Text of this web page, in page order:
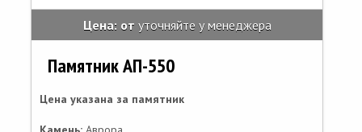
Цена: от уточняйте у менеджера
Памятник АП-550
Цена указана за памятник